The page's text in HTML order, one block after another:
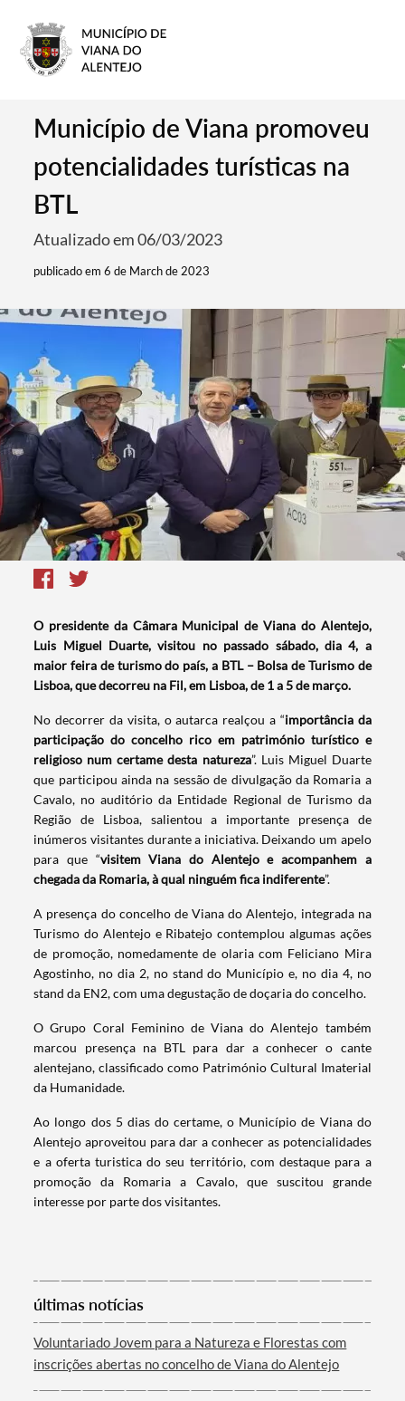
Termo de Pesquisa
Município de Viana promoveu
potencialidades turísticas na
BTL
Atualizado em 06/03/2023
publicado em 6 de March de 2023
O presidente da Câmara Municipal de Viana do Alentejo,
Luis Miguel Duarte, visitou no passado sábado, dia 4, a
maior feira de turismo do país, a BTL – Bolsa de Turismo de
Lisboa, que decorreu na Fil, em Lisboa, de 1 a 5 de março.
No decorrer da visita, o autarca realçou a “importância da
participação do concelho rico em património turístico e
religioso num certame desta natureza”. Luis Miguel Duarte
que participou ainda na sessão de divulgação da Romaria a
Cavalo, no auditório da Entidade Regional de Turismo da
Região de Lisboa, salientou a importante presença de
inúmeros visitantes durante a iniciativa. Deixando um apelo
para que “visitem Viana do Alentejo e acompanhem a
chegada da Romaria, à qual ninguém fica indiferente”.
A presença do concelho de Viana do Alentejo, integrada na
Turismo do Alentejo e Ribatejo contemplou algumas ações
de promoção, nomedamente de olaria com Feliciano Mira
Agostinho, no dia 2, no stand do Município e, no dia 4, no
stand da EN2, com uma degustação de doçaria do concelho.
O Grupo Coral Feminino de Viana do Alentejo também
marcou presença na BTL para dar a conhecer o cante
alentejano, classificado como Património Cultural Imaterial
da Humanidade.
Ao longo dos 5 dias do certame, o Município de Viana do
Alentejo aproveitou para dar a conhecer as potencialidades
e a oferta turistica do seu território, com destaque para a
promoção da Romaria a Cavalo, que suscitou grande
interesse por parte dos visitantes.
últimas notícias
Voluntariado Jovem para a Natureza e Florestas com
inscrições abertas no concelho de Viana do Alentejo